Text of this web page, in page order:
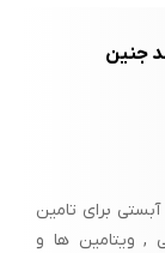
جانوران قرار
تزریقی زیر جلدی ) 9 رت از هر گروه در روزهای 28 و 84 بعد از قرار دادن
هیستوباتولوژیکی
جنین
برای تامین
, ویتامین ها و